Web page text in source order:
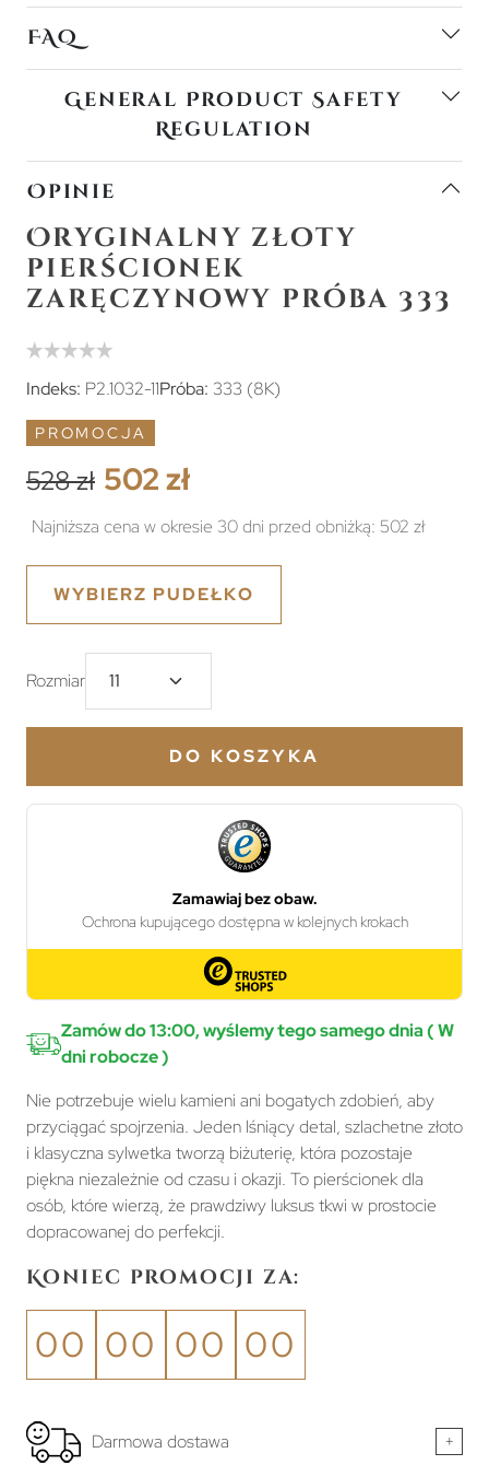
FAQ
General Product Safety
Regulation
Opinie
Oryginalny złoty
pierścionek
zaręczynowy próba 333
Indeks: P2.1032-11Próba: 333 (8K)
PROMOCJA
528 zł 502 zł
Najniższa cena w okresie 30 dni przed obniżką: 502 zł
WYBIERZ PUDEŁKO
Rozmiar
DO KOSZYKA
Zamów do 13:00, wyślemy tego samego dnia ( W
dni robocze )
Nie potrzebuje wielu kamieni ani bogatych zdobień, aby
przyciągać spojrzenia. Jeden lśniący detal, szlachetne złoto
i klasyczna sylwetka tworzą biżuterię, która pozostaje
piękna niezależnie od czasu i okazji. To pierścionek dla
osób, które wierzą, że prawdziwy luksus tkwi w prostocie
dopracowanej do perfekcji.
Koniec promocji za:
00 00 00 00
Darmowa dostawa +